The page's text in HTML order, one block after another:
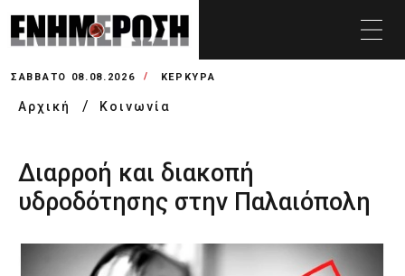
ΣΆΒΒΑΤΟ 08.08.2026 ΚΕΡΚΥΡΑ
Αρχική Κοινωνία
Διαρροή και διακοπή
υδροδότησης στην Παλαιόπολη